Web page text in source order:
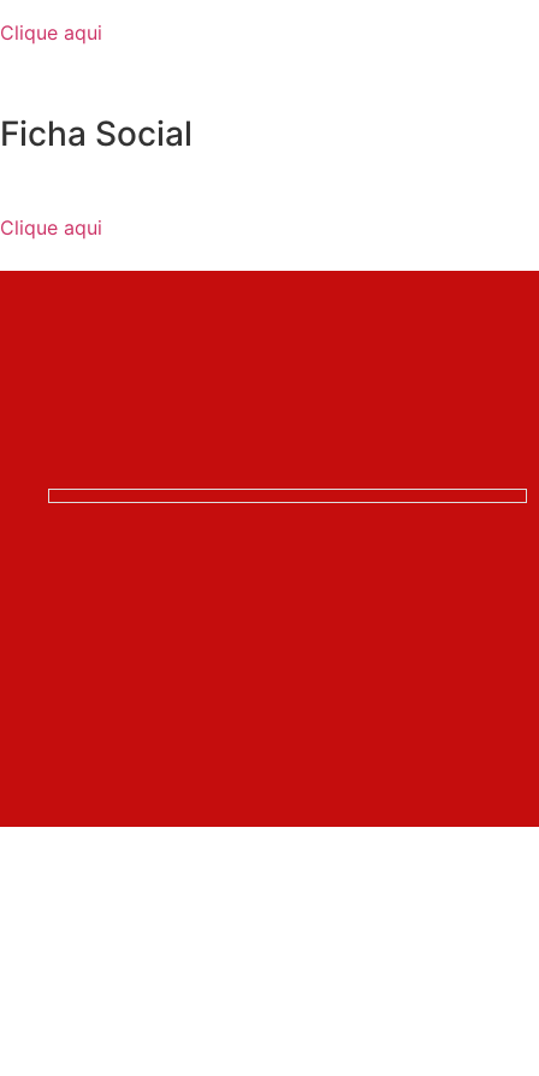
Clique aqui
Ficha Social
Clique aqui